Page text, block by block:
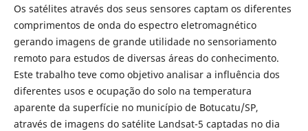
Os satélites através dos seus sensores captam os diferentes
comprimentos de onda do espectro eletromagnético
gerando imagens de grande utilidade no sensoriamento
remoto para estudos de diversas áreas do conhecimento.
Este trabalho teve como objetivo analisar a influência dos
diferentes usos e ocupação do solo na temperatura
aparente da superfície no município de Botucatu/SP,
através de imagens do satélite Landsat-5 captadas no dia